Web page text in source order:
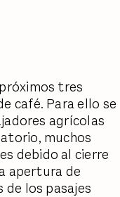
tres
café. Para ello se
agrícolas
muchos
debido al cierre
apertura de
los pasajes